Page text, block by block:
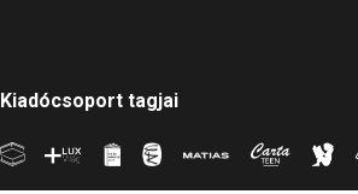
Kiadócsoport tagjai